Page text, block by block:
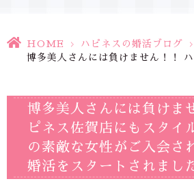
HOME > ハピネスの婚活ブログ
>
博多美人さんには負けません！！
博多美人さんには負けま
ピネス佐賀店にもスタイ
の素敵な女性がご入会さ
婚活をスタートされま